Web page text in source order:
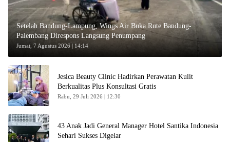
Setelah Bandung-Lampung, Wings Air Buka Rute Bandung-
Palembang Direspons Langsung Penumpang
Jumat, 7 Agustus 2026 | 14:14
Jesica Beauty Clinic Hadirkan Perawatan Kulit
Berkualitas Plus Konsultasi Gratis
Rabu, 29 Juli 2026 | 12:30
43 Anak Jadi General Manager Hotel Santika Indonesia
Sehari Sukses Digelar